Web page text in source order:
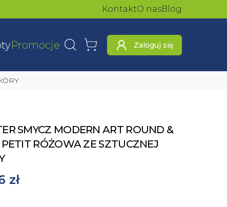
KontaktO nasBlog
Promocje WyszukajKoszyk Zaloguj się
SMYCZ MODERN ART ROUND &
RÓŻOWA ZE SZTUCZNEJ
zł